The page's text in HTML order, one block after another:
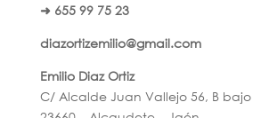
➜ 655 99 75 23
diazortizemilio@gmail.com
Emilio Diaz Ortiz
C/ Alcalde Juan Vallejo 56, B bajo